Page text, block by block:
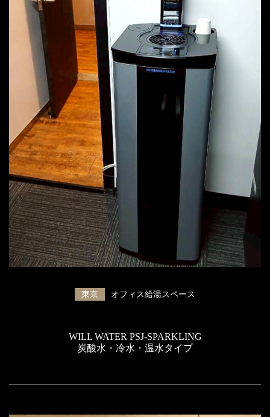
東京 オフィス給湯スペース
WILL WATER PSJ-SPARKLING
炭酸水・冷水・温水タイプ